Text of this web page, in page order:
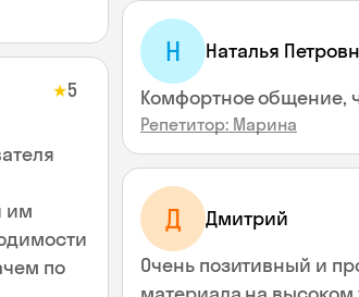
★5
им
по
Н
Наталья
Комфортное общение,
Репетитор: Марина
Д
Дмитрий
Очень позитивный и